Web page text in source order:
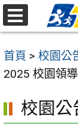
跳
至
要
內
區
首頁 > 校園公
2025 校園領
校園公
選
單